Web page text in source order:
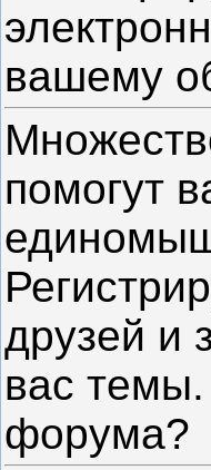
вашему
помогут
друзей и
вас темы.
форума?